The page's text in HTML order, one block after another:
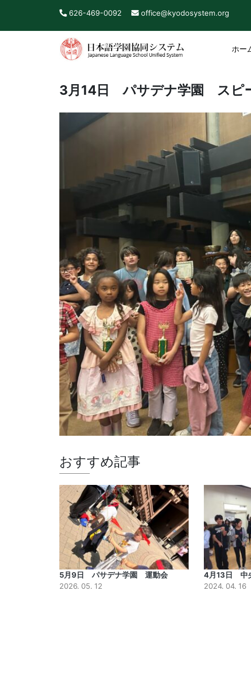
626-469-0092 office@kyodosystem.org
ホー
3月14日 パサデナ学園 スピ
おすすめ記事
5月9日 パサデナ学園 運動会
2026. 05. 12
4月13日 中
2024. 04. 16